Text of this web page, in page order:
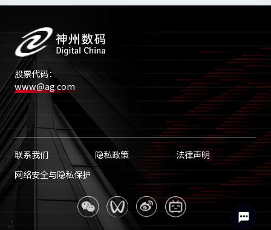
股票代码：
www@ag.com
联系我们 隐私政策 法律声明
网络安全与隐私保护